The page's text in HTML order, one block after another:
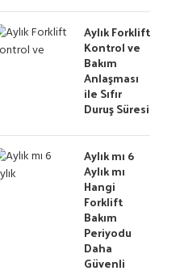
Aylık Forklift
Kontrol ve
Bakım
Anlaşması
ile Sıfır
Duruş Süresi
Aylık mı 6
Aylık mı
Hangi
Forklift
Bakım
Periyodu
Daha
Güvenli